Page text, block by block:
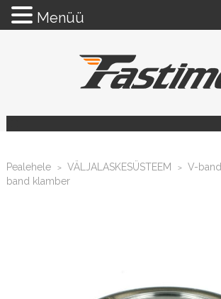
Pealehele > VÄLJALASKESÜSTEEM > V-band
band klamber
Menüü